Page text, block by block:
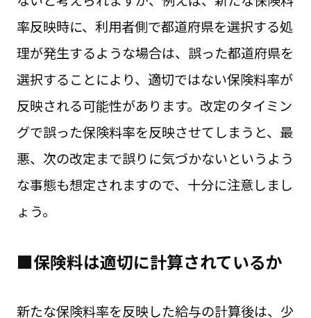
率反映時に、利用者側で都道府県を選択する処
理が発生するような場合は、誤った都道府県を
選択することにより、適切ではない保険料率が
反映される可能性があります。改定のタイミン
グで誤った保険料率を反映させてしまうと、最
悪、次の改定まで誤りに気づかないというよう
な事態も想定されますので、十分に注意しまし
ょう。
■保険料は適切に計算されているか
新たな保険料率を反映した給与の計算後は、少